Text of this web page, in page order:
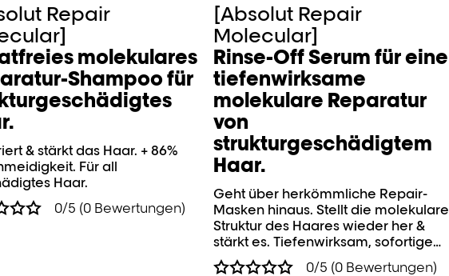
Repair
molekulares
Shampoo für
& stärkt das Haar. ​+ 86%
Für all
Haar.
0/5 (0 Bewertungen)
[Absolut Repair
Molecular]
Rinse-Off Serum für eine
tiefenwirksame
molekulare Reparatur
von
strukturgeschädigtem
Haar.
Geht über herkömmliche Repair-
Masken hinaus. ​Stellt die molekulare
Struktur des Haares wieder her &
stärkt es. Tiefenwirksam, sofortige
Transformation.​
0/5 (0 Bewertungen)